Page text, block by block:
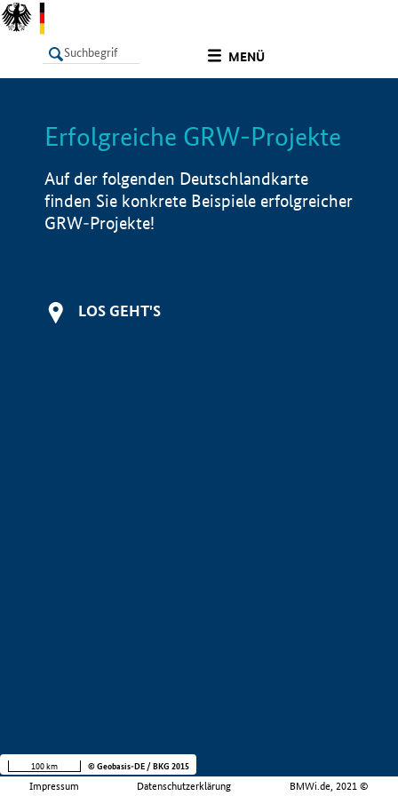
MENÜ
LISTE Info
Erfolgreiche GRW-Projekte
Auf der folgenden Deutschlandkarte
finden Sie konkrete Beispiele erfolgreicher
GRW-Projekte!
LOS GEHT'S
Impressum Datenschutzerklärung BMWi.de, 2021 ©
100 km © Geobasis-DE / BKG 2015